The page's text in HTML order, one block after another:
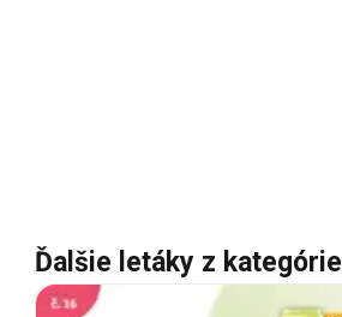
Ďalšie letáky z kategórie